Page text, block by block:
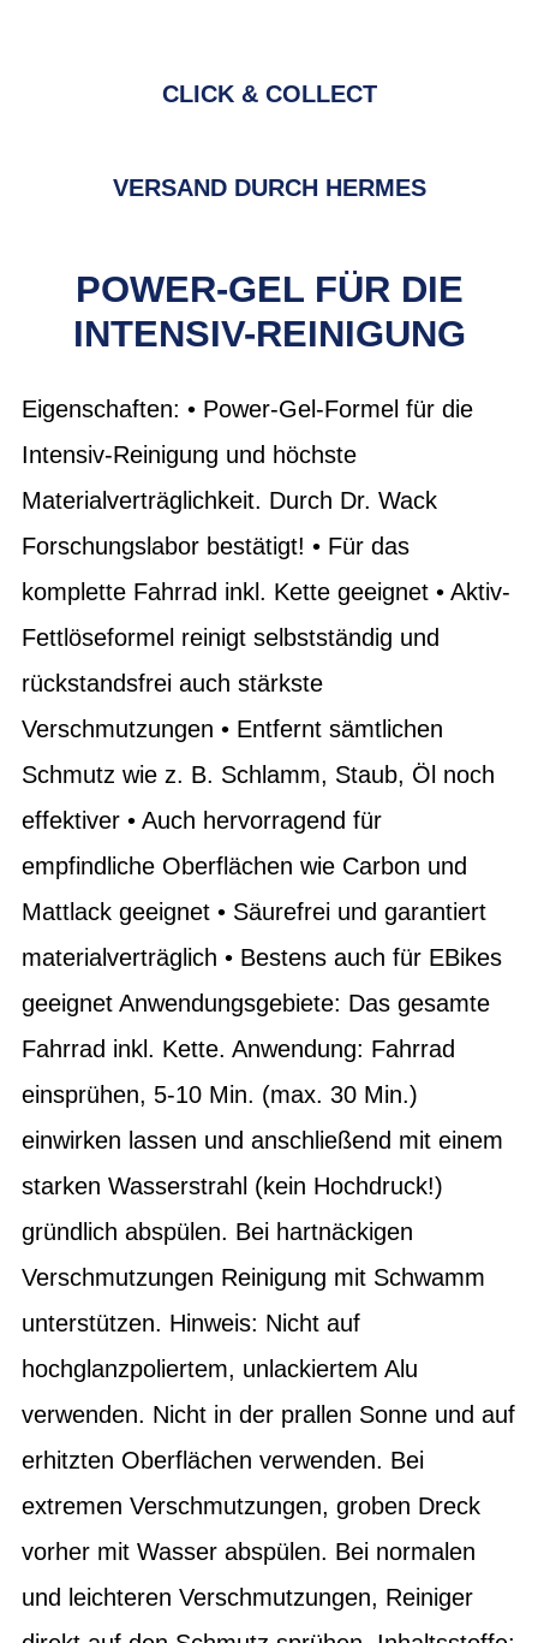
CLICK & COLLECT
VERSAND DURCH HERMES
POWER-GEL FÜR DIE
INTENSIV-REINIGUNG
Eigenschaften: • Power-Gel-Formel für die
Intensiv-Reinigung und höchste
Materialverträglichkeit. Durch Dr. Wack
Forschungslabor bestätigt! • Für das
komplette Fahrrad inkl. Kette geeignet • Aktiv-
Fettlöseformel reinigt selbstständig und
rückstandsfrei auch stärkste
Verschmutzungen • Entfernt sämtlichen
Schmutz wie z. B. Schlamm, Staub, Öl noch
effektiver • Auch hervorragend für
empfindliche Oberflächen wie Carbon und
Mattlack geeignet • Säurefrei und garantiert
materialverträglich • Bestens auch für EBikes
geeignet Anwendungsgebiete: Das gesamte
Fahrrad inkl. Kette. Anwendung: Fahrrad
einsprühen, 5-10 Min. (max. 30 Min.)
einwirken lassen und anschließend mit einem
starken Wasserstrahl (kein Hochdruck!)
gründlich abspülen. Bei hartnäckigen
Verschmutzungen Reinigung mit Schwamm
unterstützen. Hinweis: Nicht auf
hochglanzpoliertem, unlackiertem Alu
verwenden. Nicht in der prallen Sonne und auf
erhitzten Oberflächen verwenden. Bei
extremen Verschmutzungen, groben Dreck
vorher mit Wasser abspülen. Bei normalen
und leichteren Verschmutzungen, Reiniger